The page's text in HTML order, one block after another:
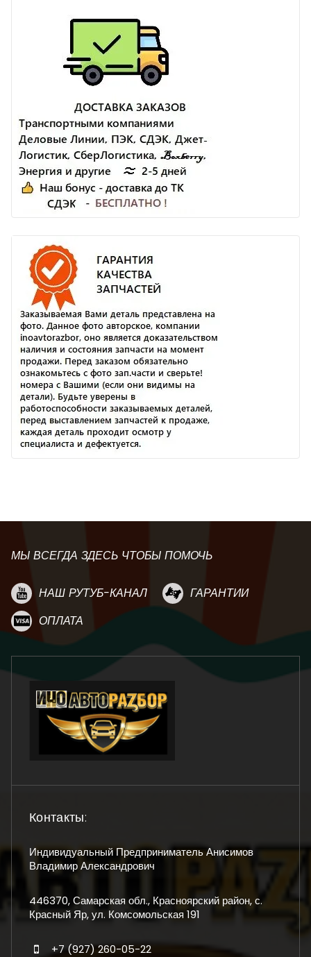
МЫ ВСЕГДА ЗДЕСЬ ЧТОБЫ ПОМОЧЬ
НАШ РУТУБ-КАНАЛ
ГАРАНТИИ
ОПЛАТА
Контакты:
Индивидуальный Предприниматель Анисимов
Владимир Александрович
446370, Самарская обл., Красноярский район, с.
Красный Яр, ул. Комсомольская 191
+7 (927) 260-05-22